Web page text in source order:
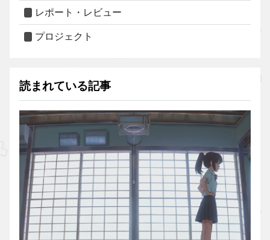
レポート・レビュー
プロジェクト
読まれている記事